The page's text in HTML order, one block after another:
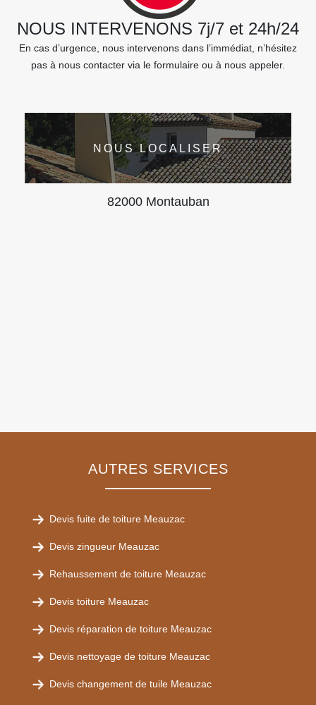
NOUS INTERVENONS 7j/7 et 24h/24
En cas d’urgence, nous intervenons dans l’immédiat, n’hésitez
pas à nous contacter via le formulaire ou à nous appeler.
NOUS LOCALISER
82000 Montauban
AUTRES SERVICES
Devis fuite de toiture Meauzac
Devis zingueur Meauzac
Rehaussement de toiture Meauzac
Devis toiture Meauzac
Devis réparation de toiture Meauzac
Devis nettoyage de toiture Meauzac
Devis changement de tuile Meauzac